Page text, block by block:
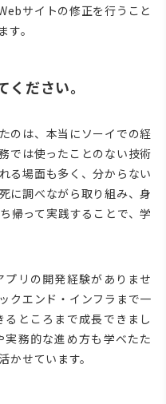
サイトの修正を行うこと
。
ださい。
のは、本当にソーイでの経
では使ったことのない技術
る場面も多く、分からない
に調べながら取り組み、身
帰って実践することで、学
リの開発経験がありませ
クエンド・インフラまで一
ところまで成長できまし
務的な進め方も学べたた
かせています。